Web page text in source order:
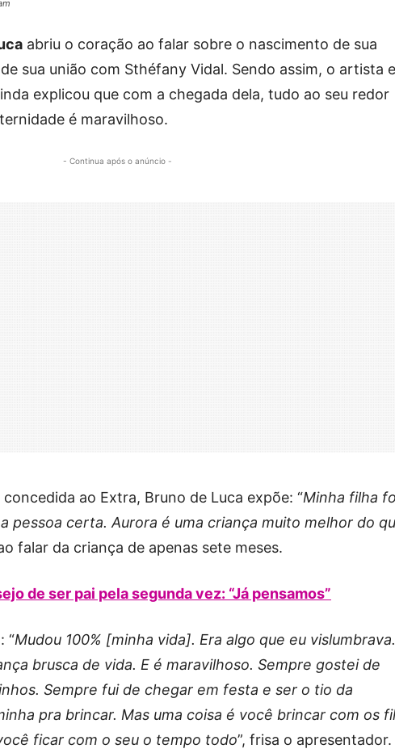
abriu o coração ao falar sobre o nascimento de sua
sua união com Sthéfany Vidal. Sendo assim, o artista e
explicou que com a chegada dela, tudo ao seu redor
é maravilhoso.
- Continua após o anúncio -
ao Extra, Bruno de Luca expõe: “Minha filha
pessoa certa. Aurora é uma criança muito melhor do
falar da criança de apenas sete meses.
de ser pai pela segunda vez: “Já pensamos”
“Mudou 100% [minha vida]. Era algo que eu vislumbrava.
brusca de vida. E é maravilhoso. Sempre gostei de
Sempre fui de chegar em festa e ser o tio da
pra brincar. Mas uma coisa é você brincar com os
ficar com o seu o tempo todo”, frisa o apresentador.